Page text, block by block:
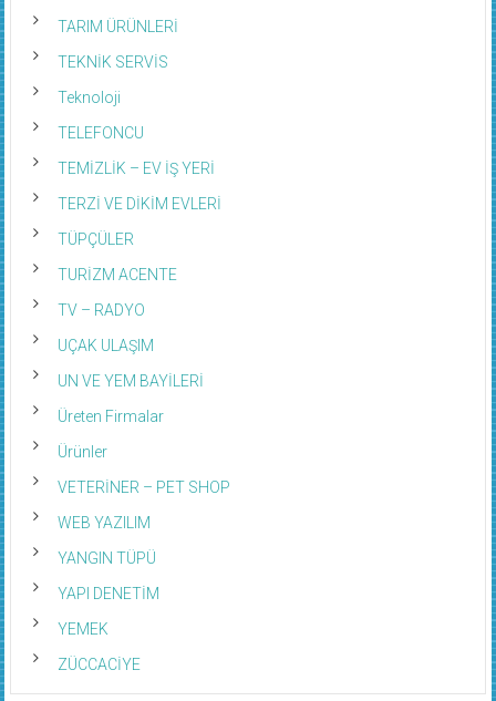
TARIM ÜRÜNLERİ
TEKNİK SERVİS
Teknoloji
TELEFONCU
TEMİZLİK – EV İŞ YERİ
TERZİ VE DİKİM EVLERİ
TÜPÇÜLER
TURİZM ACENTE
TV – RADYO
UÇAK ULAŞIM
UN VE YEM BAYİLERİ
Üreten Firmalar
Ürünler
VETERİNER – PET SHOP
WEB YAZILIM
YANGIN TÜPÜ
YAPI DENETİM
YEMEK
ZÜCCACİYE